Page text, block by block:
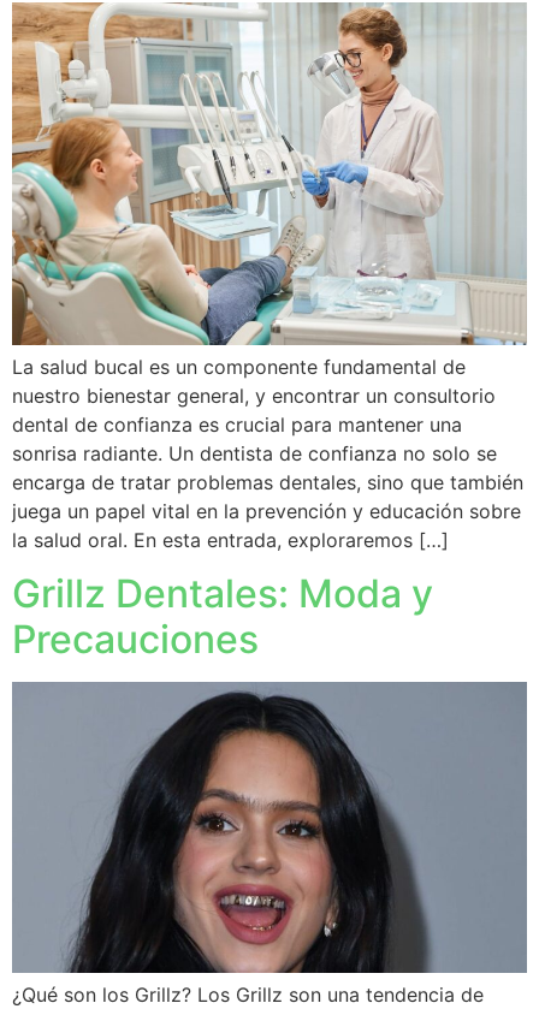
La salud bucal es un componente fundamental de
nuestro bienestar general, y encontrar un consultorio
dental de confianza es crucial para mantener una
sonrisa radiante. Un dentista de confianza no solo se
encarga de tratar problemas dentales, sino que también
juega un papel vital en la prevención y educación sobre
la salud oral. En esta entrada, exploraremos […]
Grillz Dentales: Moda y
Precauciones
¿Qué son los Grillz? Los Grillz son una tendencia de